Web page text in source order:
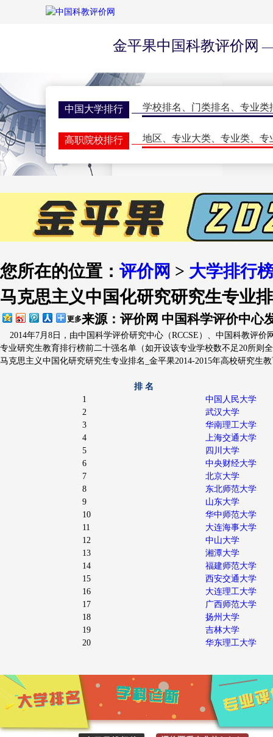
金平果中国科教评价网 —
中国大学排行 学校排名 门类排名 专业类
高职院校排行 地区 专业大类 专业类 专
研究生排行榜
世界大学排名 一流大学 一流学科 、指标排
学术期刊评价 期刊排名 、 核心期刊 、评价动
学术会议 双一流会议 、 双高会议 、期刊
排行简介 评价指标 出版物 大学
您所在的位置： 评价网 > 大学排行
马克思主义中国化研究研究生专业
来源：评价网 中国科学评价中心
更多
2014年7月8日，由中国科学评价研究中心（RCCSE）、中国科教评价
专业研究生教育排行榜前二十强名单（如开设该专业学校数不足20所则
马克思主义中国化研究研究生专业排名_金平果2014-2015年高校研究生
排 名
1
中国人民大学
2
武汉大学
3
华南理工大学
4
上海交通大学
5
四川大学
6
中央财经大学
7
北京大学
8
东北师范大学
9
山东大学
10
华中师范大学
11
大连海事大学
12
中山大学
13
湘潭大学
14
福建师范大学
15
西安交通大学
16
大连理工大学
17
广西师范大学
18
扬州大学
19
吉林大学
20
华东理工大学